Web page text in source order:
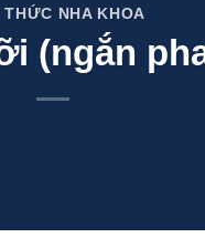
THỨC NHA KHOA
(ngắn